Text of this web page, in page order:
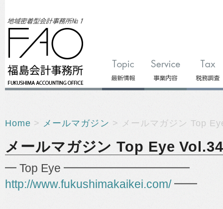
Home > メールマガジン > メールマガジン Top
メールマガジン Top Eye
━ Top Eye ━━━━━━━━━━━
http://www.fukushimakaikei.com/━━